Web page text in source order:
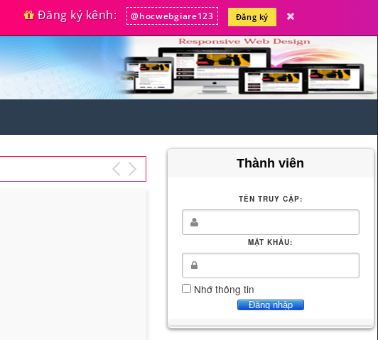
Đăng ký kênh: @hocwebgiare123 Đăng ký
Thành viên
TÊN TRUY CẬP:
MẬT KHẨU:
Nhớ thông tin